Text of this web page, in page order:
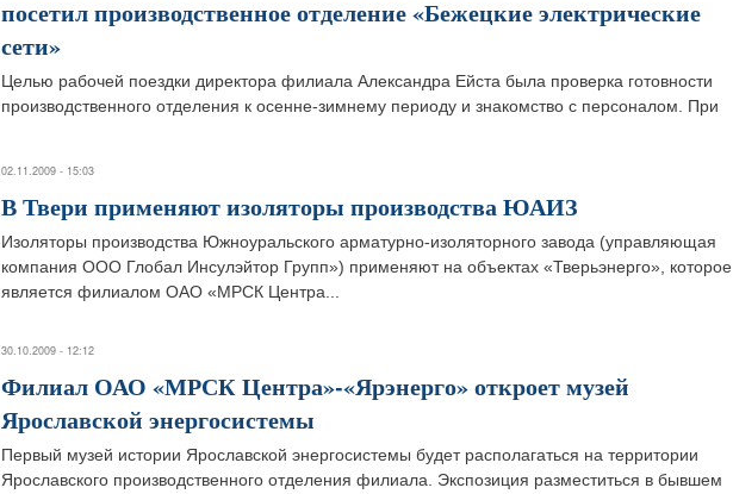
посетил производственное отделение «Бежецкие электрические
сети»
Целью рабочей поездки директора филиала Александра Ейста была проверка готовности
производственного отделения к осенне-зимнему периоду и знакомство с персоналом. При
02.11.2009 - 15:03
В Твери применяют изоляторы производства ЮАИЗ
Изоляторы производства Южноуральского арматурно-изоляторного завода (управляющая
компания ООО Глобал Инсулэйтор Групп») применяют на объектах «Тверьэнерго», которое
является филиалом ОАО «МРСК Центра...
30.10.2009 - 12:12
Филиал ОАО «МРСК Центра»-«Ярэнерго» откроет музей
Ярославской энергосистемы
Первый музей истории Ярославской энергосистемы будет располагаться на территории
Ярославского производственного отделения филиала. Экспозиция разместиться в бывшем